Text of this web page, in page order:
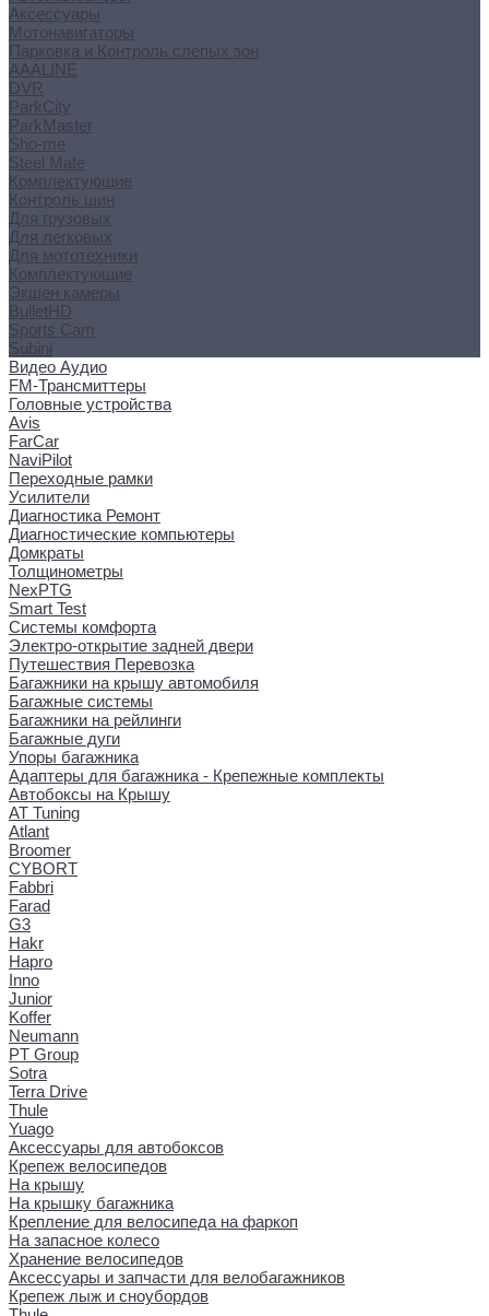
Аксессуары
Мотонавигаторы
Парковка и Контроль слепых зон
AAALINE
DVR
ParkCity
ParkMaster
Sho-me
Steel Mate
Комплектующие
Контроль шин
Для грузовых
Для легковых
Для мототехники
Комплектующие
Экшен камеры
BulletHD
Sports Cam
Subini
Видео Аудио
FM-Трансмиттеры
Головные устройства
Avis
FarCar
NaviPilot
Переходные рамки
Усилители
Диагностика Ремонт
Диагностические компьютеры
Домкраты
Толщинометры
NexPTG
Smart Test
Системы комфорта
Электро-открытие задней двери
Путешествия Перевозка
Багажники на крышу автомобиля
Багажные системы
Багажники на рейлинги
Багажные дуги
Упоры багажника
Адаптеры для багажника - Крепежные комплекты
Автобоксы на Крышу
AT Tuning
Atlant
Broomer
CYBORT
Fabbri
Farad
G3
Hakr
Hapro
Inno
Junior
Koffer
Neumann
PT Group
Sotra
Terra Drive
Thule
Yuago
Аксессуары для автобоксов
Крепеж велосипедов
На крышу
На крышку багажника
Крепление для велосипеда на фаркоп
На запасное колесо
Хранение велосипедов
Аксессуары и запчасти для велобагажников
Крепеж лыж и сноубордов